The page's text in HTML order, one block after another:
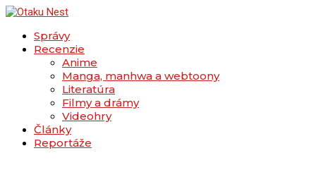
Správy
Recenzie
Anime
Manga, manhwa a webtoony
Literatúra
Filmy a drámy
Videohry
Články
Reportáže